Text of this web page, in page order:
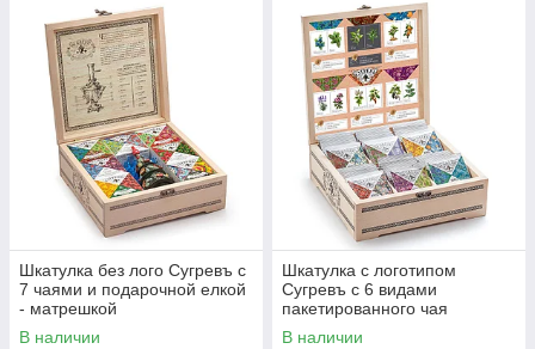
Шкатулка без лого Сугревъ с
7 чаями и подарочной елкой
- матрешкой
В наличии
Шкатулка с логотипом
Сугревъ с 6 видами
пакетированного чая
В наличии